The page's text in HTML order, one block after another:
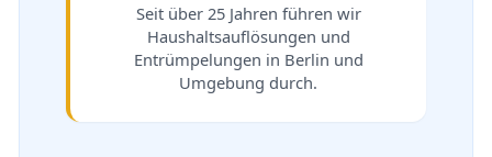
Seit über 25 Jahren führen wir
Haushaltsauflösungen und
Entrümpelungen in Berlin und
Umgebung durch.